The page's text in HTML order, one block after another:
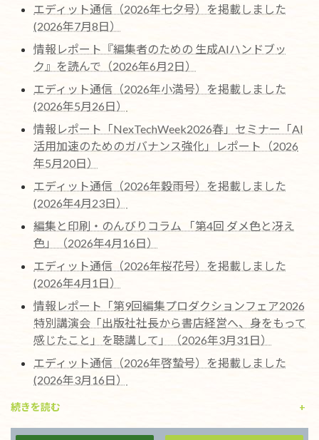
エディット通信（2026年七夕号）を掲載しました
(2026年7月8日）
情報レポート『編集者のための 生成AIハンドブッ
ク』を読んで（2026年6月2日）
エディット通信（2026年小満号）を掲載しました
(2026年5月26日）
情報レポート「NexTechWeek2026春」セミナー「AI
活用加速のためのガバナンス強化」レポート（2026
年5月20日）
エディット通信（2026年穀雨号）を掲載しました
(2026年4月23日）
編集と印刷・のんびりコラム 「第4回 ダメ色と冴え
色」（2026年4月16日）
エディット通信（2026年桜花号）を掲載しました
(2026年4月1日）
情報レポート「第9回編集プロダクションフェア2026
特別講演会「出版社社長から書店経営へ、身をもって
感じたこと」を聴講して」（2026年3月31日）
エディット通信（2026年啓蟄号）を掲載しました
(2026年3月16日）
続きを読む +